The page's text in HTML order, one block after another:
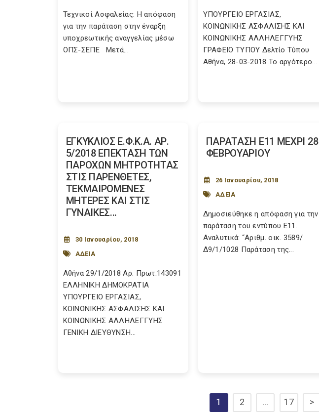
Τεχνικοί Ασφαλείας: Η απόφαση
για την παράταση στην έναρξη
υποχρεωτικής αναγγελίας μέσω
ΟΠΣ-ΣΕΠΕ Μετά...
ΥΠΟΥΡΓΕΙΟ EΡΓΑΣΙΑΣ,
ΚΟΙΝΩΝΙΚΗΣ ΑΣΦΑΛΙΣΗΣ ΚΑΙ
ΚΟΙΝΩΝΙΚΗΣ ΑΛΛΗΛΕΓΓΥΗΣ
ΓΡΑΦΕΙΟ ΤΥΠΟΥ Δελτίο Τύπου
Αθήνα, 28-03-2018 Το αργότερο...
ΕΓΚΥΚΛΙΟΣ Ε.Φ.Κ.Α. ΑΡ.
5/2018 ΕΠΕΚΤΑΣΗ ΤΩΝ
ΠΑΡΟΧΩΝ ΜΗΤΡΟΤΗΤΑΣ
ΣΤΙΣ ΠΑΡΕΝΘΕΤΕΣ,
ΤΕΚΜΑΙΡΟΜΕΝΕΣ
ΜΗΤΕΡΕΣ ΚΑΙ ΣΤΙΣ
ΓΥΝΑΙΚΕΣ...
30 Ιανουαρίου, 2018
ΑΔΕΙΑ
Αθήνα 29/1/2018 Αρ. Πρωτ:143091
ΕΛΛΗΝΙΚΗ ΔΗΜΟΚΡΑΤΙΑ
ΥΠΟΥΡΓΕΙΟ ΕΡΓΑΣΙΑΣ,
ΚΟΙΝΩΝΙΚΗΣ ΑΣΦΑΛΙΣΗΣ ΚΑΙ
ΚΟΙΝΩΝΙΚΗΣ ΑΛΛΗΛΕΓΓΥΗΣ
ΓΕΝΙΚΗ ΔΙΕΥΘΥΝΣΗ...
ΠΑΡΑΤΑΣΗ Ε11 ΜΕΧΡΙ 28
ΦΕΒΡΟΥΑΡΙΟΥ
26 Ιανουαρίου, 2018
ΑΔΕΙΑ
Δημοσιεύθηκε η απόφαση για την
παράταση του εντύπου Ε11.
Αναλυτικά: “Αριθμ. οικ. 3589/
Δ9/1/1028 Παράταση της...
1 2 … 17 >